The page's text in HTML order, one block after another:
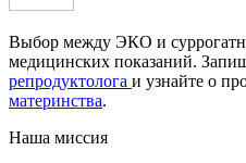
Выбор между ЭКО и
медицинских показаний.
репродуктолога и узнайте о
материнства.
Наша миссия